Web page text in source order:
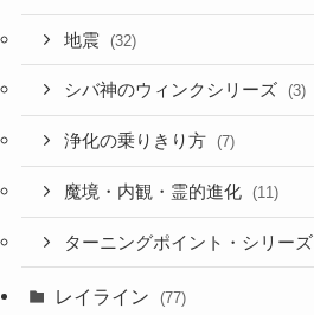
地震 (32)
シバ神のウィンクシリーズ (3)
浄化の乗りきり方 (7)
魔境・内観・霊的進化 (11)
ターニングポイント・シリーズ
レイライン (77)